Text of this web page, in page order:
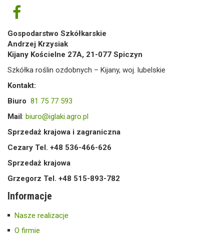
Gospodarstwo Szkółkarskie
Andrzej Krzysiak
Kijany Kościelne 27A, 21-077 Spiczyn
Szkółka roślin ozdobnych – Kijany, woj. lubelskie
Kontakt:
Biuro 81 75 77 593
Mail: biuro@iglaki.agro.pl
Sprzedaż krajowa i zagraniczna
Cezary Tel. +48 536-466-626
Sprzedaż krajowa
Grzegorz Tel. +48 515-893-782
Informacje
Nasze realizacje
O firmie